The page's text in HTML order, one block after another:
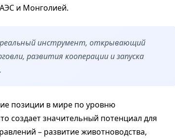
и Монголией.
инструмент, открывающий
развития кооперации и запуска
позиции в мире по уровню
создает значительный потенциал для
– развитие животноводства,